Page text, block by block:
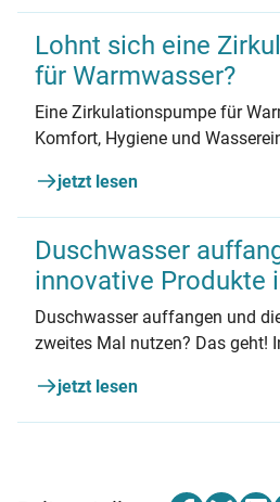
rechnen.
Lohnt sich eine
für Warmwasser?
Eine Zirkulationspumpe für
Komfort, Hygiene und
sollte von einem
werden.
jetzt lesen
Duschwasser
innovative Produkte
Duschwasser auffangen und
zweites Mal nutzen? Das geht!
und für wen sie infrage
diesem Artikel.
jetzt lesen